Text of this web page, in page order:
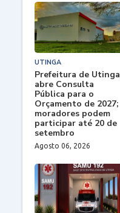
UTINGA
Prefeitura de Utinga
abre Consulta
Pública para o
Orçamento de 2027;
moradores podem
participar até 20 de
setembro
Agosto 06, 2026